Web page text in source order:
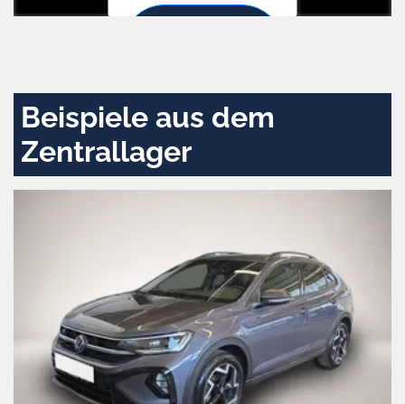
Beispiele aus dem
Zentrallager